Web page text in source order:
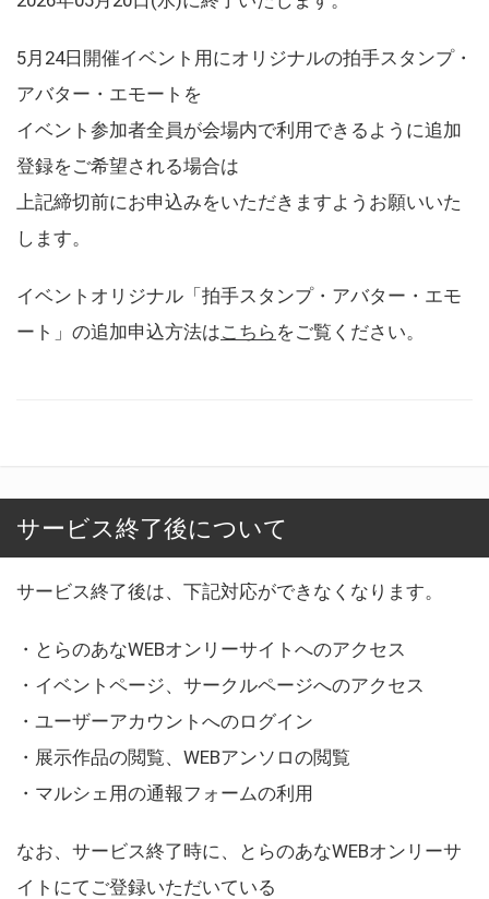
5月24日開催イベント用にオリジナルの拍手スタンプ・
アバター・エモートを
イベント参加者全員が会場内で利用できるように追加
登録をご希望される場合は
上記締切前にお申込みをいただきますようお願いいた
します。
イベントオリジナル「拍手スタンプ・アバター・エモ
ート」の追加申込方法はこちら をご覧ください。
サービス終了後について
サービス終了後は、下記対応ができなくなります。
・とらのあなWEBオンリーサイトへのアクセス
・イベントページ、サークルページへのアクセス
・ユーザーアカウントへのログイン
・展示作品の閲覧、WEBアンソロの閲覧
・マルシェ用の通報フォームの利用
なお、サービス終了時に、とらのあなWEBオンリーサ
イトにてご登録いただいている